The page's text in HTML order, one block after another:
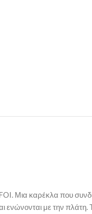
Μια καρέκλα που
με την πλάτη.